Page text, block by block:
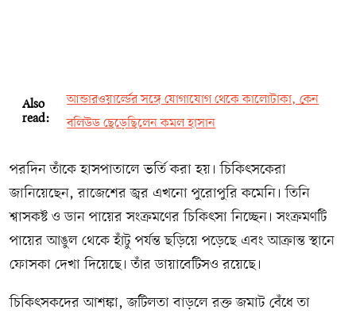
Also
read:
আন্ডারওয়ার্ল্ডের সঙ্গে যোগাযোগ থেকে কালোটাকা, কেন
বলিউড ছেড়েছিলেন কমল হাসান
পরদিন তাঁকে হাসপাতালে ভর্তি করা হয়। চিকিৎসকেরা
জানিয়েছেন, রাজেশের জ্বর এখনো পুরোপুরি কমেনি। তিনি
শ্বাসকষ্ট ও ডান পায়ের সংক্রমণের চিকিৎসা নিচ্ছেন। সংক্রমণটি
পায়ের আঙুল থেকে হাঁটু পর্যন্ত ছড়িয়ে পড়েছে এবং আক্রান্ত স্থানে
ফোসকা দেখা দিয়েছে। তাঁর ডায়াবেটিসও রয়েছে।
চিকিৎসকদের আশঙ্কা, জটিলতা বাড়লে রক্ত জমাট বেঁধে তা